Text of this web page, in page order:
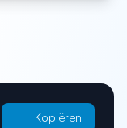
Kopiëren